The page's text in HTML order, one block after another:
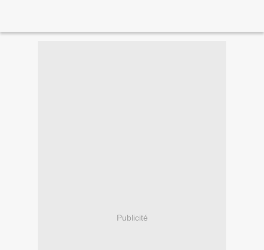
Publicité